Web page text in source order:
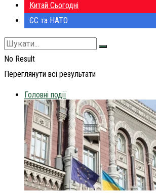
Китай Сьогодні
ЄС та НАТО
No Result
Переглянути всі результати
Головні події